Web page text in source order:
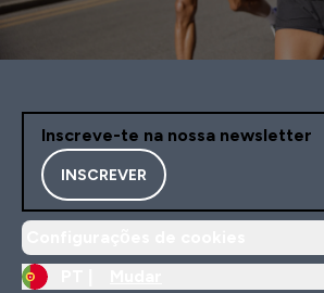
Inscreve-te na nossa newsletter
INSCREVER